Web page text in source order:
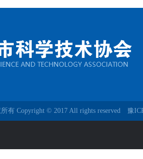
有 Copyright © 2017 All rights reserved 豫